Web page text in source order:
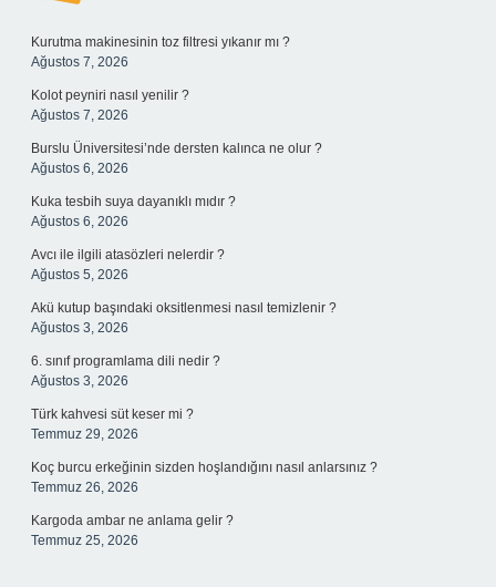
Sidebar
Kurutma makinesinin toz filtresi yıkanır mı ?
Ağustos 7, 2026
Kolot peyniri nasıl yenilir ?
Ağustos 7, 2026
Burslu Üniversitesi’nde dersten kalınca ne olur ?
Ağustos 6, 2026
Kuka tesbih suya dayanıklı mıdır ?
Ağustos 6, 2026
Avcı ile ilgili atasözleri nelerdir ?
Ağustos 5, 2026
Akü kutup başındaki oksitlenmesi nasıl temizlenir ?
Ağustos 3, 2026
6. sınıf programlama dili nedir ?
Ağustos 3, 2026
Türk kahvesi süt keser mi ?
Temmuz 29, 2026
Koç burcu erkeğinin sizden hoşlandığını nasıl anlarsınız ?
Temmuz 26, 2026
Kargoda ambar ne anlama gelir ?
Temmuz 25, 2026